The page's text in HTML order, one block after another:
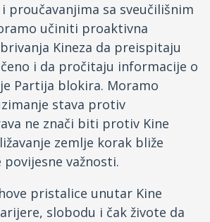
proučavanjima sa sveučilišnim
učiniti proaktivna
Kineza da preispitaju
i da pročitaju informacije o
Partija blokira. Moramo
stava protiv
ne znači biti protiv Kine
zemlje korak bliže
povijesne važnosti.
pristalice unutar Kine
slobodu i čak živote da